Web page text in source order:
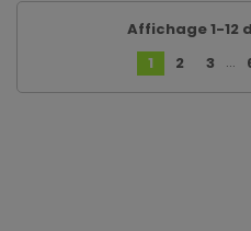
Affichage 1-12
1
2 3 …